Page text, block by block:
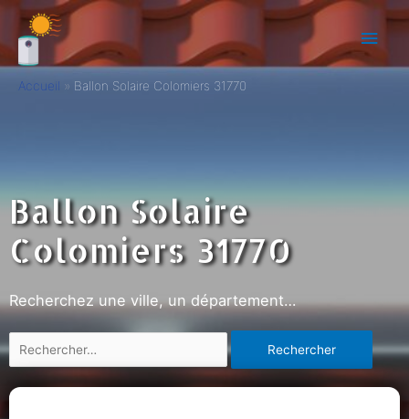
Accueil Ballon Solaire Colomiers 31770
Ballon Solaire
Colomiers 31770
Recherchez une ville, un département…